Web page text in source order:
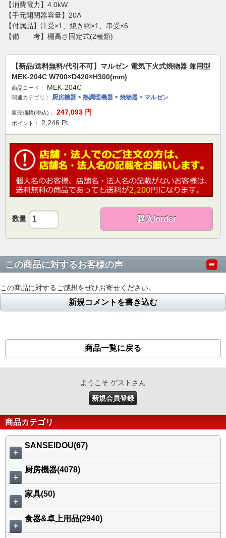
【消費電力】4.0kW
【手元開閉器容量】20A
【付属品】汁受×1、焼き網×1、串受×6
【備 考】棚高さ固定式(2種類)
【新品/送料無料/代引不可】マルゼン 電気下火式焼物器 兼用型
MEK-204C W700×D420×H300(mm)
商品コード： MEK-204C
関連カテゴリ： 厨房機器 > 熱調理機器 > 焼物器 > マルゼン
販売価格(税込)： 247,093 円
ポイント： 2,246 Pt
数量 購入/order
この商品に対するお客様の声
この商品に対するご感想をぜひお寄せください。
新規コメントを書き込む
商品一覧に戻る
ようこそ ゲストさん
新規会員登録
商品カテゴリ
＋
SANSEIDOU(67)
＋
厨房機器(4078)
＋
家具(50)
＋
食器&卓上用品(2940)